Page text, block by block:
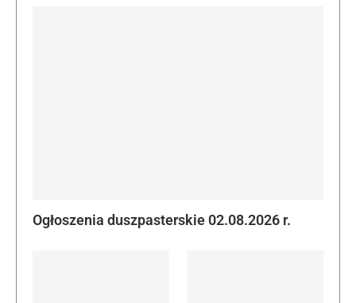
Ogłoszenia duszpasterskie 02.08.2026 r.